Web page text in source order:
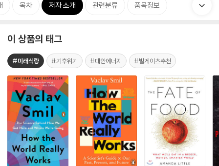
목차 저자 소개 관련분류 품목정보
이 상품의 태그
#미래식량 #기후위기 #대안에너지 #빌게이츠추천